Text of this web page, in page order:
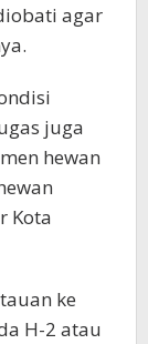
agar
juga
hewan
Kota
ke
H-2 atau